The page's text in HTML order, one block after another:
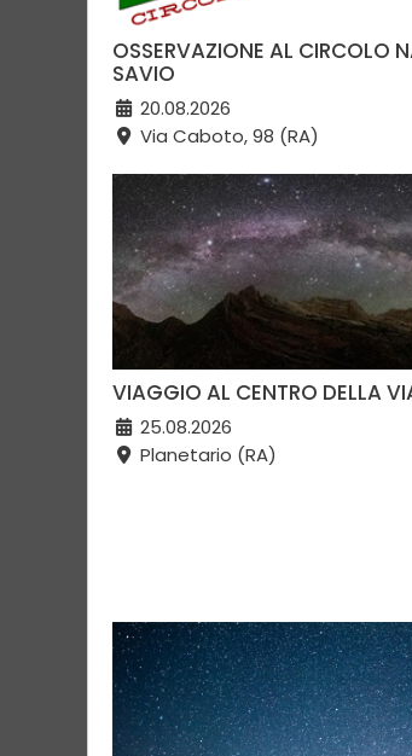
OSSERVAZIONE AL CIRCOLO
SAVIO
20.08.2026
Via Caboto, 98 (RA)
VIAGGIO AL CENTRO DELLA
25.08.2026
Planetario (RA)